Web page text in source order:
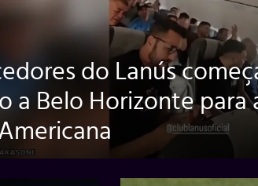
do Lanús
a Belo Horizonte para